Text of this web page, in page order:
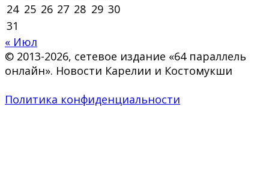
24 25 26 27 28 29 30
31
« Июл
© 2013-2026, сетевое издание «64 параллель
онлайн». Новости Карелии и Костомукши
Политика конфиденциальности